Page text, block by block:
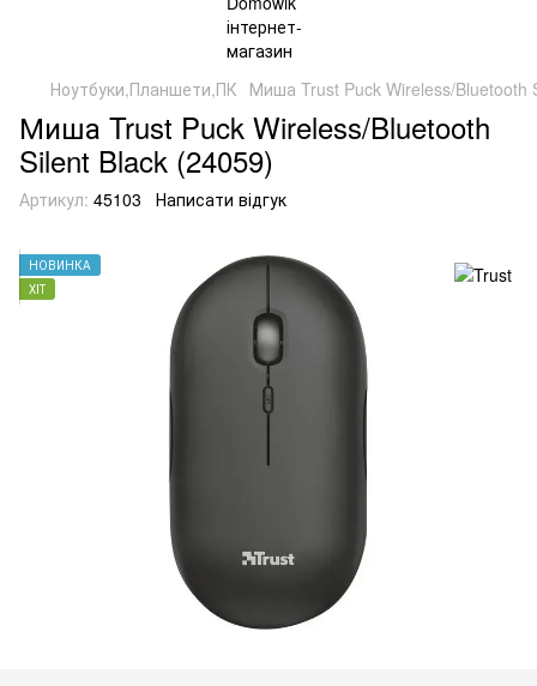
Ноутбуки,Планшети,ПК Миша Trust Puck Wireless/Bluetooth
Миша Trust Puck Wireless/Bluetooth
Silent Black (24059)
Артикул: 45103 Написати відгук
НОВИНКА
ХІТ